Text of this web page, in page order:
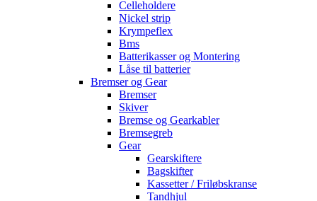
Celleholdere
Nickel strip
Krympeflex
Bms
Batterikasser og Montering
Låse til batterier
Bremser og Gear
Bremser
Skiver
Bremse og Gearkabler
Bremsegreb
Gear
Gearskiftere
Bagskifter
Kassetter / Friløbskranse
Tandhjul